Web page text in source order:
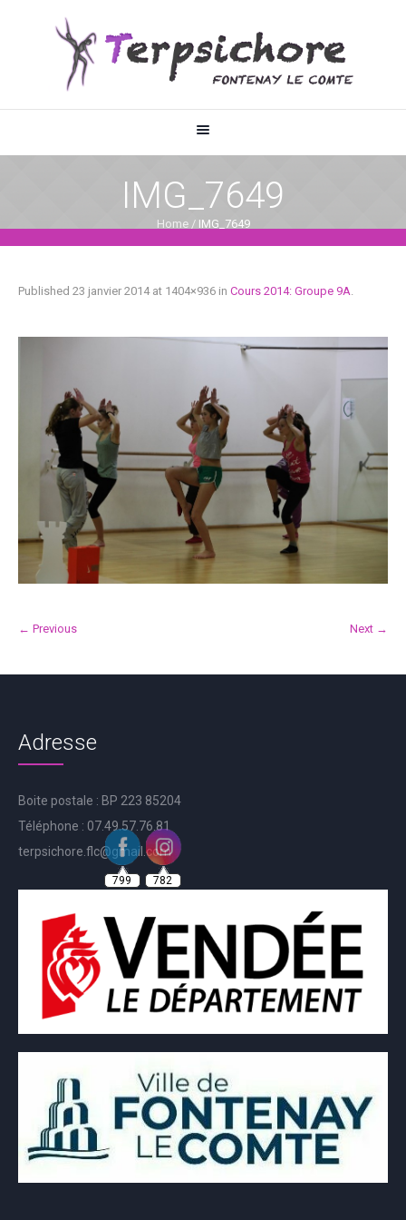
IMG_7649
Home / IMG_7649
Published 23 janvier 2014at 1404×936 in Cours 2014: Groupe 9A.
← Previous Next →
Adresse
Boite postale : BP 223 85204
Téléphone : 07.49.57.76.81
terpsichore.flc@gmail.com
799 782